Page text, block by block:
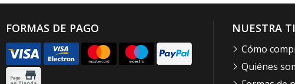
FORMAS DE PAGO NUESTRA
Cómo
Quiénes